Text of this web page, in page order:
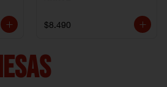
$8.490